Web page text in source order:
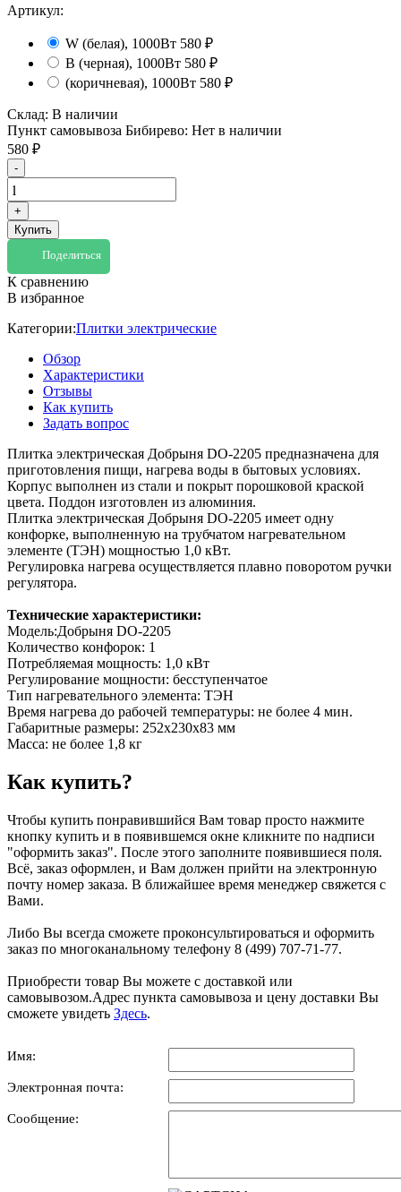
Артикул:
W (белая), 1000Вт 580 ₽
B (черная), 1000Вт 580 ₽
(коричневая), 1000Вт 580 ₽
Склад: В наличии
Пункт самовывоза Бибирево: Нет в наличии
580 ₽
-
+
Купить
Поделиться
К сравнению
В избранное
Категории:Плитки электрические
Обзор
Характеристики
Отзывы
Как купить
Задать вопрос
Плитка электрическая Добрыня DO-2205 предназначена для
приготовления пищи, нагрева воды в бытовых условиях.
Корпус выполнен из стали и покрыт порошковой краской
цвета. Поддон изготовлен из алюминия.
Плитка электрическая Добрыня DO-2205 имеет одну
конфоркe, выполненную на трубчатом нагревательном
элементе (ТЭН) мощностью 1,0 кВт.
Регулировка нагрева осуществляется плавно поворотом ручки
регулятора.
Технические характеристики:
Модель:Добрыня DO-2205
Количество конфорок: 1
Потребляемая мощность: 1,0 кВт
Регулирование мощности: бесступенчатое
Тип нагревательного элемента: ТЭН
Время нагрева до рабочей температуры: не более 4 мин.
Габаритные размеры: 252x230x83 мм
Масса: не более 1,8 кг
Как купить?
Чтобы купить понравившийся Вам товар просто нажмите
кнопку купить и в появившемся окне кликните по надписи
"оформить заказ". После этого заполните появившиеся поля.
Всё, заказ оформлен, и Вам должен прийти на электронную
почту номер заказа. В ближайшее время менеджер свяжется с
Вами.
Либо Вы всегда сможете проконсультироваться и оформить
заказ по многоканальному телефону 8 (499) 707-71-77.
Приобрести товар Вы можете с доставкой или
самовывозом.Адрес пункта самовывоза и цену доставки Вы
сможете увидеть Здесь.
Имя:
Электронная почта:
Сообщение: